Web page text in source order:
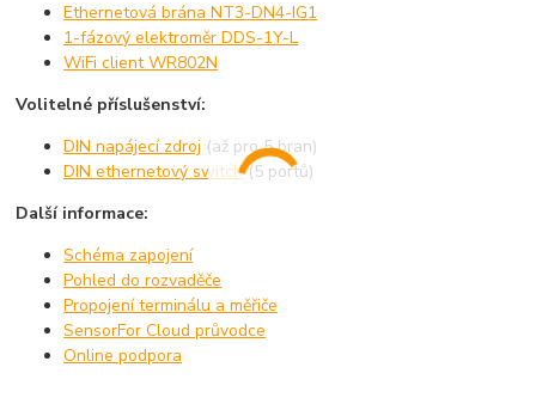
Ethernetová brána NT3-DN4-IG1
1-fázový elektroměr DDS-1Y-L
WiFi client WR802N
Volitelné příslušenství:
DIN napájecí zdroj (až pro 5 bran)
DIN ethernetový switch(5 portů)
Další informace:
Schéma zapojení
Pohled do rozvaděče
Propojení terminálu a měřiče
SensorFor Cloud průvodce
Online podpora